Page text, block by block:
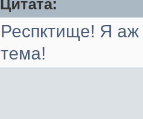
Цитата:
Респктище! Я аж
тема!